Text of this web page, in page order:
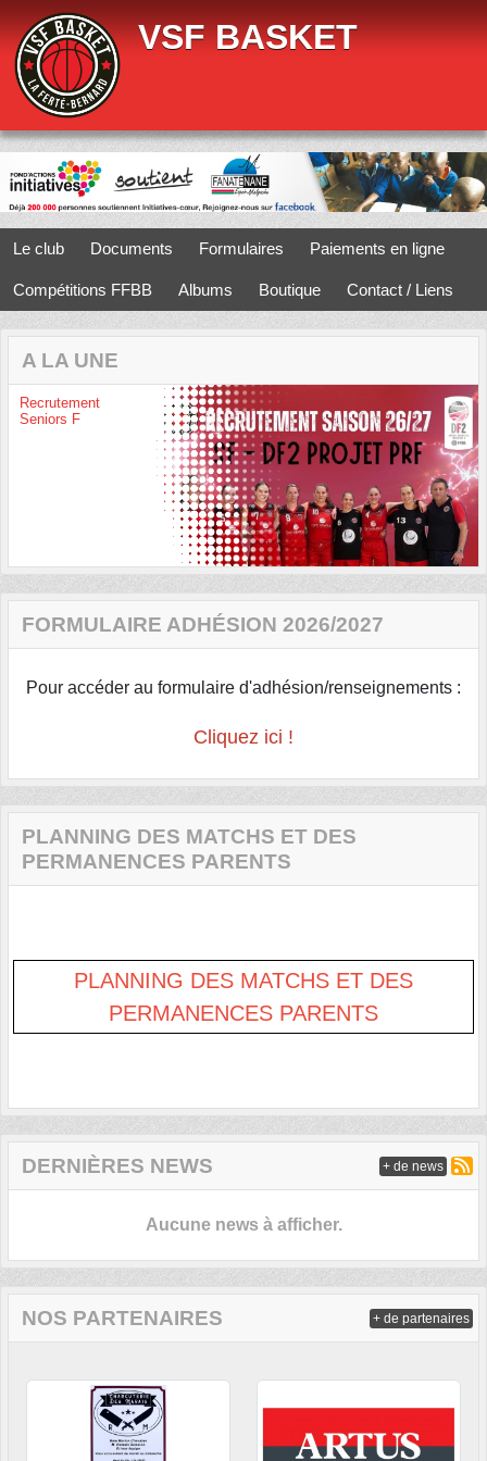
VSF BASKET
Le club Documents Formulaires Paiements en ligne
Compétitions FFBB Albums Boutique Contact / Liens
A LA UNE
Recrutement
Seniors F
Next
FORMULAIRE ADHÉSION 2026/2027
Pour accéder au formulaire d'adhésion/renseignements :
Cliquez ici !
PLANNING DES MATCHS ET DES
PERMANENCES PARENTS
PLANNING DES MATCHS ET DES
PERMANENCES PARENTS
DERNIÈRES NEWS
Aucune news à afficher.
+ de news
NOS PARTENAIRES + de partenaires
Panneau de gestion des cookies